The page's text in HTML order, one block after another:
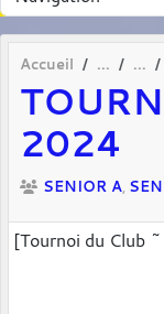
Accueil
2024
SENIOR A
[Tournoi du Club